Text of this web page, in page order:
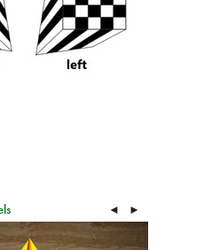
◄ ►